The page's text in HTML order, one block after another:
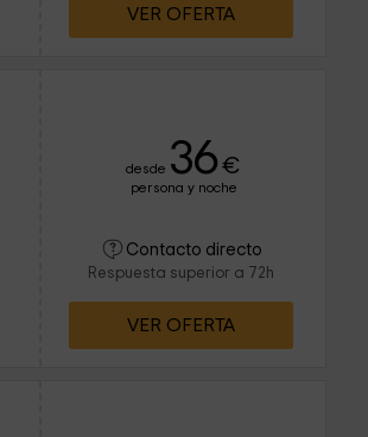
VER OFERTA
desde 36 €
persona y noche
Contacto directo
Respuesta superior a 72h
VER OFERTA